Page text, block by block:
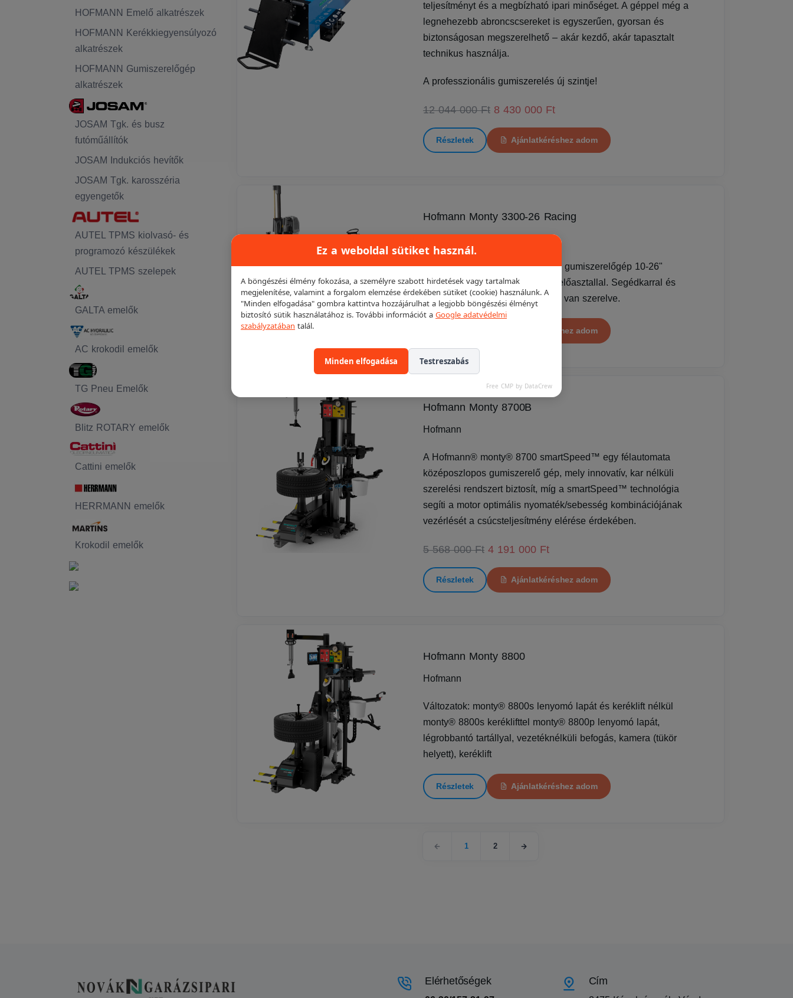
HOFMANN Emelő alkatrészek
HOFMANN Kerékkiegyensúlyozó
alkatrészek
HOFMANN Gumiszerelőgép
alkatrészek
JOSAM Tgk. és busz
futóműállítók
JOSAM Indukciós hevítők
JOSAM Tgk. karosszéria
egyengetők
AUTEL TPMS kiolvasó- és
programozó készülékek
AUTEL TPMS szelepek
GALTA emelők
AC krokodil emelők
TG Pneu Emelők
Blitz ROTARY emelők
Cattini emelők
HERRMANN emelők
Krokodil emelők
teljesítményt és a megbízható ipari minőséget. A géppel még a
legnehezebb abroncscsereket is egyszerűen, gyorsan és
biztonságosan megszerelhető – akár kezdő, akár tapasztalt
technikus használja.
A professzionális gumiszerelés új szintje!
12 044 000 Ft 8 430 000 Ft
Részletek Ajánlatkéréshez adom
Hofmann Monty 3300-26 Racing
Legújabb fejlesztésű HOFMANN gumiszerelőgép 10-26"
befogással, kétsebességes szerelőasztallal. Segédkarral és
légrobbantó tartállyal gyárilag fel van szerelve.
Ajánlatkéréshez adom
Hofmann Monty 8700B
Hofmann
A Hofmann® monty® 8700 smartSpeed™ egy félautomata
középoszlopos gumiszerelő gép, mely innovatív, kar nélküli
szerelési rendszert biztosít, míg a smartSpeed™ technológia
segíti a motor optimális nyomaték/sebesség kombinációjának
vezérlését a csúcsteljesítmény elérése érdekében.
5 568 000 Ft 4 191 000 Ft
Részletek Ajánlatkéréshez adom
Hofmann Monty 8800
Hofmann
Változatok: monty® 8800s lenyomó lapát és keréklift nélkül
monty® 8800s keréklifttel monty® 8800p lenyomó lapát,
légrobbantó tartállyal, vezetéknélküli befogás, kamera (tükör
helyett), keréklift
Részletek Ajánlatkéréshez adom
1 2
Elérhetőségek Cím
Ez a weboldal sütiket használ.
A böngészési élmény fokozása, a személyre szabott hirdetések vagy tartalmak
megjelenítése, valamint a forgalom elemzése érdekében sütiket (cookie) használunk. A
"Minden elfogadása" gombra kattintva hozzájárulhat a legjobb böngészési élményt
biztosító sütik használatához is. További információt a Google adatvédelmi
szabályzatában talál.
Minden elfogadása Testreszabás
Free CMP by DataCrew